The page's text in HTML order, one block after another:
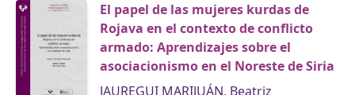
El papel de las mujeres kurdas de
Rojava en el contexto de conflicto
armado: Aprendizajes sobre el
asociacionismo en el Noreste de Siria
JAUREGUI MARIJUÁN, Beatriz